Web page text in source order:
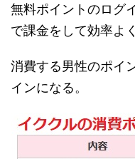
無料ポイントのログ
で課金をして効率よ
消費する男性のポイ
インになる。